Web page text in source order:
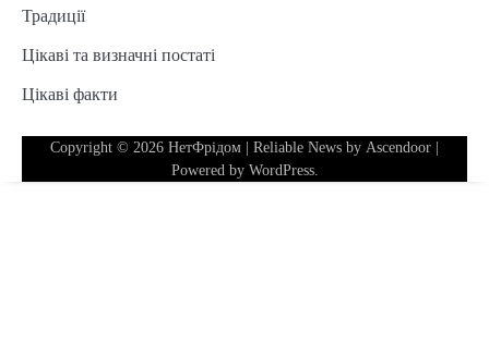
Традиції
Цікаві та визначні постаті
Цікаві факти
Copyright © 2026 НетФрідом | Reliable News by Ascendoor
Powered by WordPress.